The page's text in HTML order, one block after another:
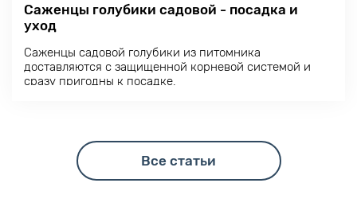
Саженцы голубики садовой - посадка и
уход
Саженцы садовой голубики из питомника
доставляются с защищенной корневой системой и
сразу пригодны к посадке.
Все статьи